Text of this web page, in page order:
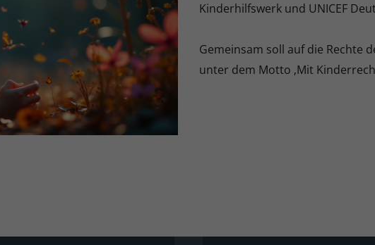
Kinderhilfswerk und UNICEF
Gemeinsam soll auf die Rechte
unter dem Motto ‚Mit